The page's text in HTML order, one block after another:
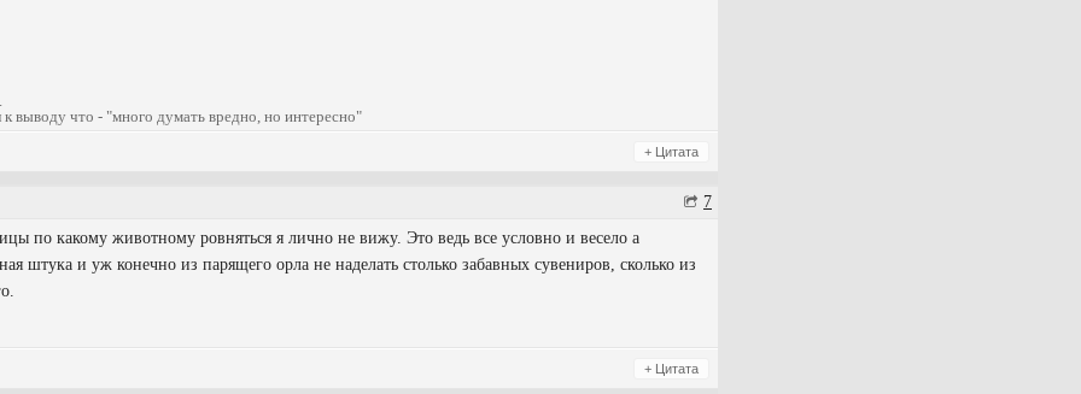
выводу что - "много думать вредно, но интересно"
+ Цитата
7
по какому животному ровняться я лично не вижу. Это ведь все условно и весело а
штука и уж конечно из парящего орла не наделать столько забавных сувениров, сколько из
+ Цитата